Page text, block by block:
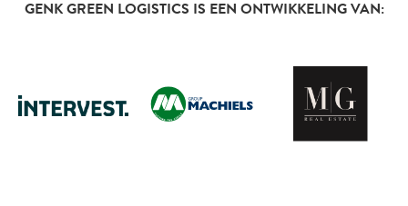
GENK GREEN LOGISTICS IS EEN ONTWIKKELING VAN: